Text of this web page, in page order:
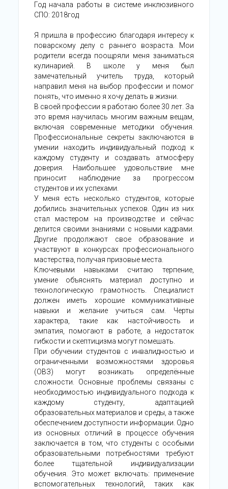
Год начала работы в системе инклюзивного
СПО: 2018год
Я пришла в профессию благодаря интересу к
поварскому делу с раннего возраста. Мои
родители всегда поощряли меня заниматься
кулинарией. В школе у меня был
замечательный учитель труда, который
направил меня на выбор профессии и помог
понять, что именно я хочу делать в жизни.
В своей профессии я работаю более 30 лет. За
это время научилась многим важным вещам,
включая современные методики обучения.
Профессиональные секреты заключаются в
умении находить индивидуальный подход к
каждому студенту и создавать атмосферу
доверия. Наибольшее удовольствие мне
приносит наблюдение за прогрессом
студентов и их успехами.
У меня есть несколько студентов, которые
добились значительных успехов. Один из них
стал мастером на производстве и сейчас
делится своими знаниями с новыми кадрами.
Другие продолжают свое образование и
участвуют в конкурсах профессионального
мастерства, получая призовые места.
Ключевыми навыками считаю терпение,
умение объяснять материал доступно и
технологическую грамотность. Специалист
должен иметь хорошие коммуникативные
навыки и желание учиться сам. Черты
характера, такие как настойчивость и
эмпатия, помогают в работе, а недостаток
гибкости и скептицизма могут помешать.
При обучении студентов с инвалидностью и
ограниченными возможностями здоровья
(ОВЗ) могут возникать определённые
сложности. Основные проблемы связаны с
необходимостью индивидуального подхода к
каждому студенту, адаптацией
образовательных материалов и среды, а также
обеспечением доступности информации. Одно
из основных отличий в процессе обучения
заключается в том, что студенты с особыми
образовательными потребностями требуют
более тщательной индивидуализации
обучения. Это может включать: применение
вспомогательных технологий, таких как